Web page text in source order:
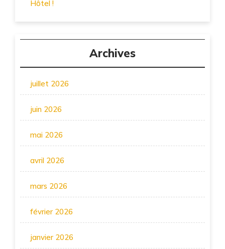
Hôtel !
Archives
juillet 2026
juin 2026
mai 2026
avril 2026
mars 2026
février 2026
janvier 2026